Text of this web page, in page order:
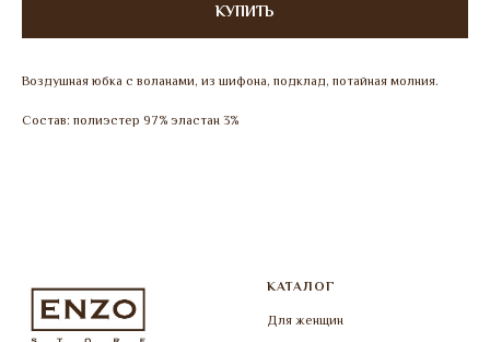
КУПИТЬ
Воздушная юбка с воланами, из шифона, подклад, потайная молния.
Состав: полиэстер 97% эластан 3%
КАТАЛОГ
Для женщин